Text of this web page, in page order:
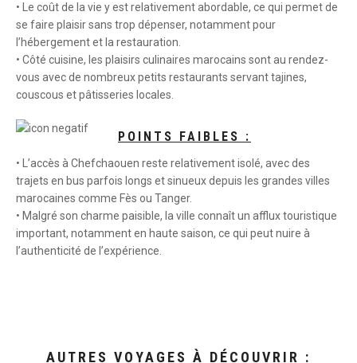
• Le coût de la vie y est relativement abordable, ce qui permet de
se faire plaisir sans trop dépenser, notamment pour
l’hébergement et la restauration.
• Côté cuisine, les plaisirs culinaires marocains sont au rendez-
vous avec de nombreux petits restaurants servant tajines,
couscous et pâtisseries locales.
POINTS FAIBLES :
• L’accès à Chefchaouen reste relativement isolé, avec des
trajets en bus parfois longs et sinueux depuis les grandes villes
marocaines comme Fès ou Tanger.
• Malgré son charme paisible, la ville connaît un afflux touristique
important, notamment en haute saison, ce qui peut nuire à
l’authenticité de l’expérience.
AUTRES VOYAGES À DÉCOUVRIR :